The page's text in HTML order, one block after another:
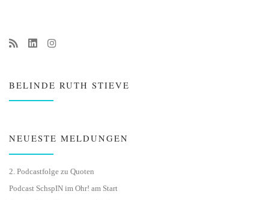
BELINDE RUTH STIEVE
NEUESTE MELDUNGEN
2. Podcastfolge zu Quoten
Podcast SchspIN im Ohr! am Start